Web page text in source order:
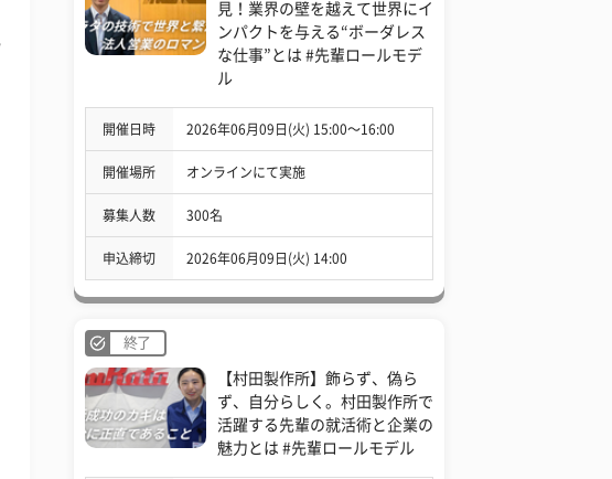
見！業界の壁を越えて世界にイ
ンパクトを与える“ボーダレス
な仕事”とは #先輩ロールモデ
ル
開催日時 2026年06月09日(火) 15:00〜16:00
開催場所 オンラインにて実施
募集人数 300名
申込締切 2026年06月09日(火) 14:00
終了
【村田製作所】飾らず、偽ら
ず、自分らしく。村田製作所で
活躍する先輩の就活術と企業の
魅力とは #先輩ロールモデル